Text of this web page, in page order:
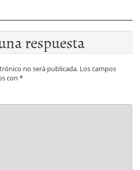
respuesta
no será publicada. Los campos
con *